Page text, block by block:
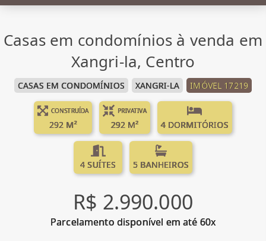
Casas em condomínios à venda em
Xangri-la, Centro
CASAS EM CONDOMÍNIOS XANGRI-LA IMÓVEL 17219
CONSTRUÍDA
292 M²
PRIVATIVA
292 M² 4 DORMITÓRIOS
4 SUÍTES 5 BANHEIROS
R$ 2.990.000
Parcelamento disponível em até 60x